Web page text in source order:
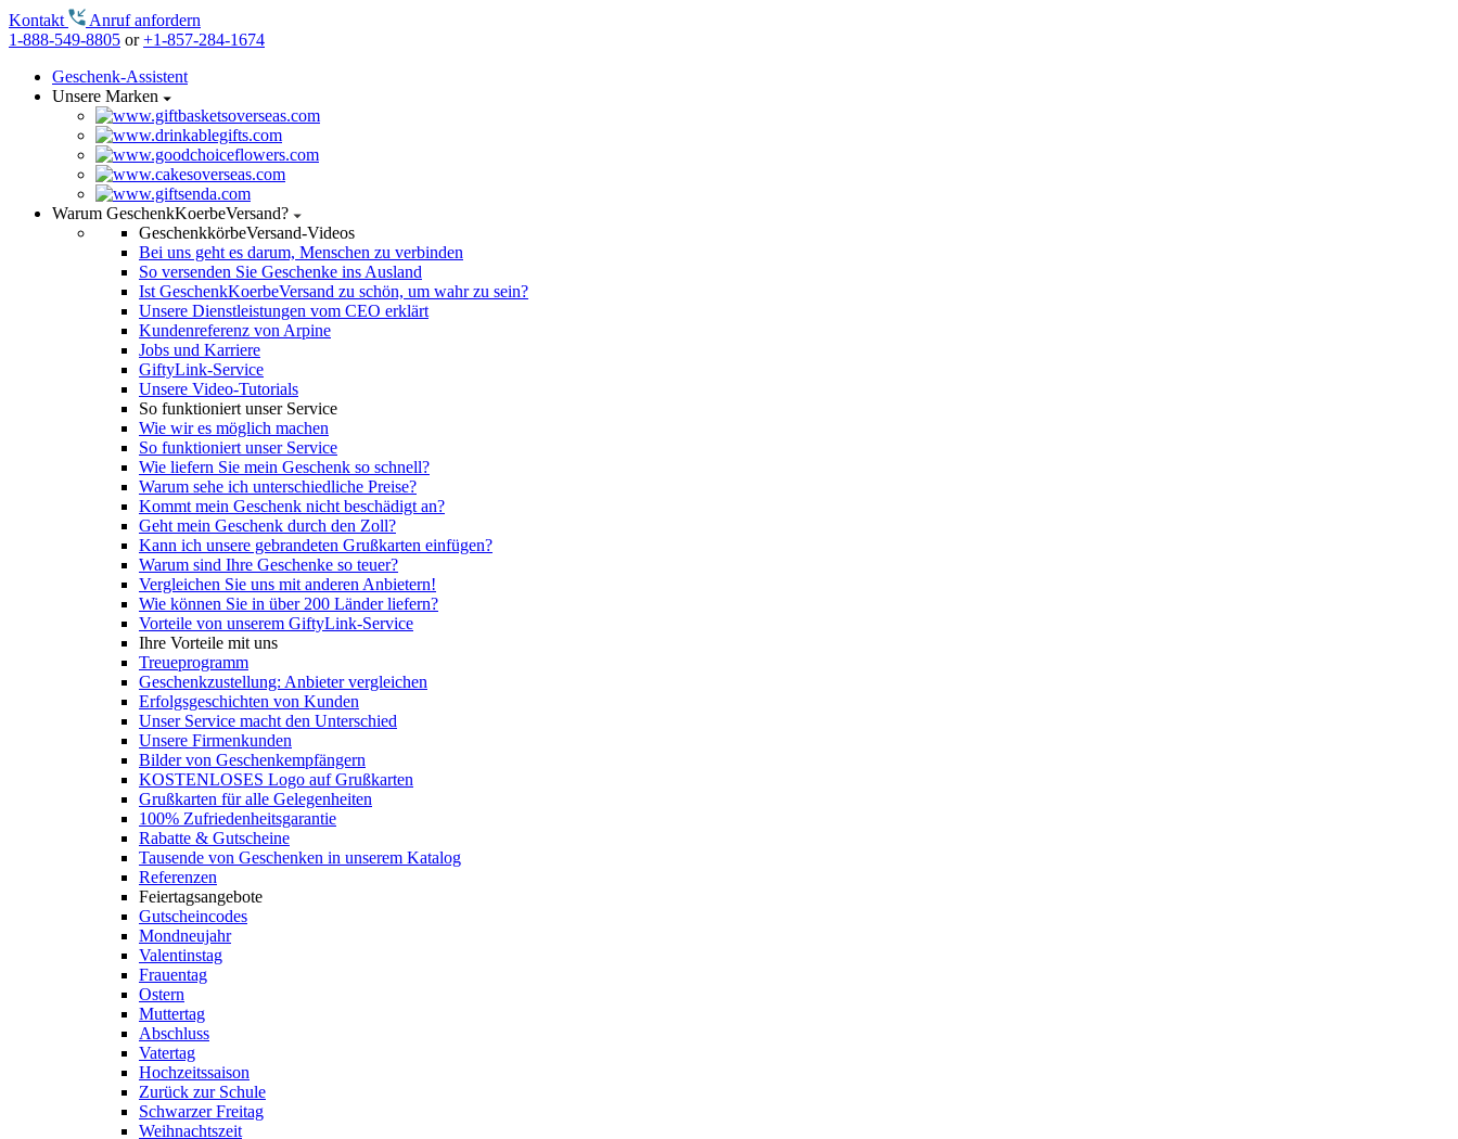
Kontakt
Anruf anfordern
1-888-549-8805 or+1-857-284-1674
Geschenk-Assistent
Unsere Marken
Warum GeschenkKoerbeVersand?
GeschenkkörbeVersand-Videos
Bei uns geht es darum, Menschen zu verbinden
So versenden Sie Geschenke ins Ausland
Ist GeschenkKoerbeVersand zu schön, um wahr zu sein?
Unsere Dienstleistungen vom CEO erklärt
Kundenreferenz von Arpine
Jobs und Karriere
GiftyLink-Service
Unsere Video-Tutorials
So funktioniert unser Service
Wie wir es möglich machen
So funktioniert unser Service
Wie liefern Sie mein Geschenk so schnell?
Warum sehe ich unterschiedliche Preise?
Kommt mein Geschenk nicht beschädigt an?
Geht mein Geschenk durch den Zoll?
Kann ich unsere gebrandeten Grußkarten einfügen?
Warum sind Ihre Geschenke so teuer?
Vergleichen Sie uns mit anderen Anbietern!
Wie können Sie in über 200 Länder liefern?
Vorteile von unserem GiftyLink-Service
Ihre Vorteile mit uns
Treueprogramm
Geschenkzustellung: Anbieter vergleichen
Erfolgsgeschichten von Kunden
Unser Service macht den Unterschied
Unsere Firmenkunden
Bilder von Geschenkempfängern
KOSTENLOSES Logo auf Grußkarten
Grußkarten für alle Gelegenheiten
100% Zufriedenheitsgarantie
Rabatte & Gutscheine
Tausende von Geschenken in unserem Katalog
Referenzen
Feiertagsangebote
Gutscheincodes
Mondneujahr
Valentinstag
Frauentag
Ostern
Muttertag
Abschluss
Vatertag
Hochzeitssaison
Zurück zur Schule
Schwarzer Freitag
Weihnachtszeit